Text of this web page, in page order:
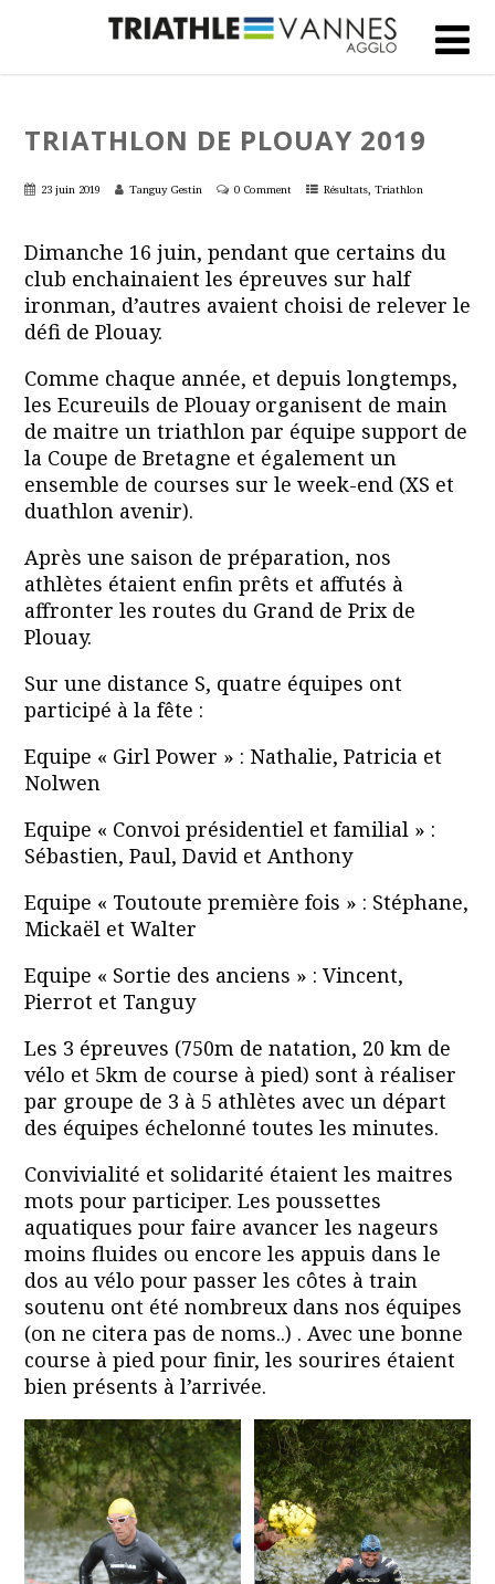
TRIATHLON DE PLOUAY 2019
23 juin 2019 Tanguy Gestin 0 Comment Résultats, Triathlon
Dimanche 16 juin, pendant que certains du
club enchainaient les épreuves sur half
ironman, d’autres avaient choisi de relever le
défi de Plouay.
Comme chaque année, et depuis longtemps,
les Ecureuils de Plouay organisent de main
de maitre un triathlon par équipe support de
la Coupe de Bretagne et également un
ensemble de courses sur le week-end (XS et
duathlon avenir).
Après une saison de préparation, nos
athlètes étaient enfin prêts et affutés à
affronter les routes du Grand de Prix de
Plouay.
Sur une distance S, quatre équipes ont
participé à la fête :
Equipe « Girl Power » : Nathalie, Patricia et
Nolwen
Equipe « Convoi présidentiel et familial » :
Sébastien, Paul, David et Anthony
Equipe « Toutoute première fois » : Stéphane,
Mickaël et Walter
Equipe « Sortie des anciens » : Vincent,
Pierrot et Tanguy
Les 3 épreuves (750m de natation, 20 km de
vélo et 5km de course à pied) sont à réaliser
par groupe de 3 à 5 athlètes avec un départ
des équipes échelonné toutes les minutes.
Convivialité et solidarité étaient les maitres
mots pour participer. Les poussettes
aquatiques pour faire avancer les nageurs
moins fluides ou encore les appuis dans le
dos au vélo pour passer les côtes à train
soutenu ont été nombreux dans nos équipes
(on ne citera pas de noms..) . Avec une bonne
course à pied pour finir, les sourires étaient
bien présents à l’arrivée.